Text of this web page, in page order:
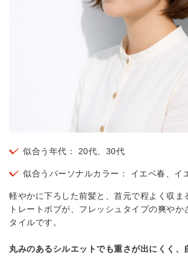
似合う年代： 20代、30代
似合うパーソナルカラー： イエベ春、イ
軽やかに下ろした前髪と、首元で程よく収ま
トレートボブが、フレッシュタイプの爽やか
タイルです。
丸みのあるシルエットでも重さが出にくく、